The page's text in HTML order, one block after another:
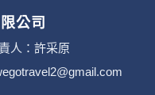
時旅行社有限公司旗下網
中任意公開個人資料的行
公司
人：許采原